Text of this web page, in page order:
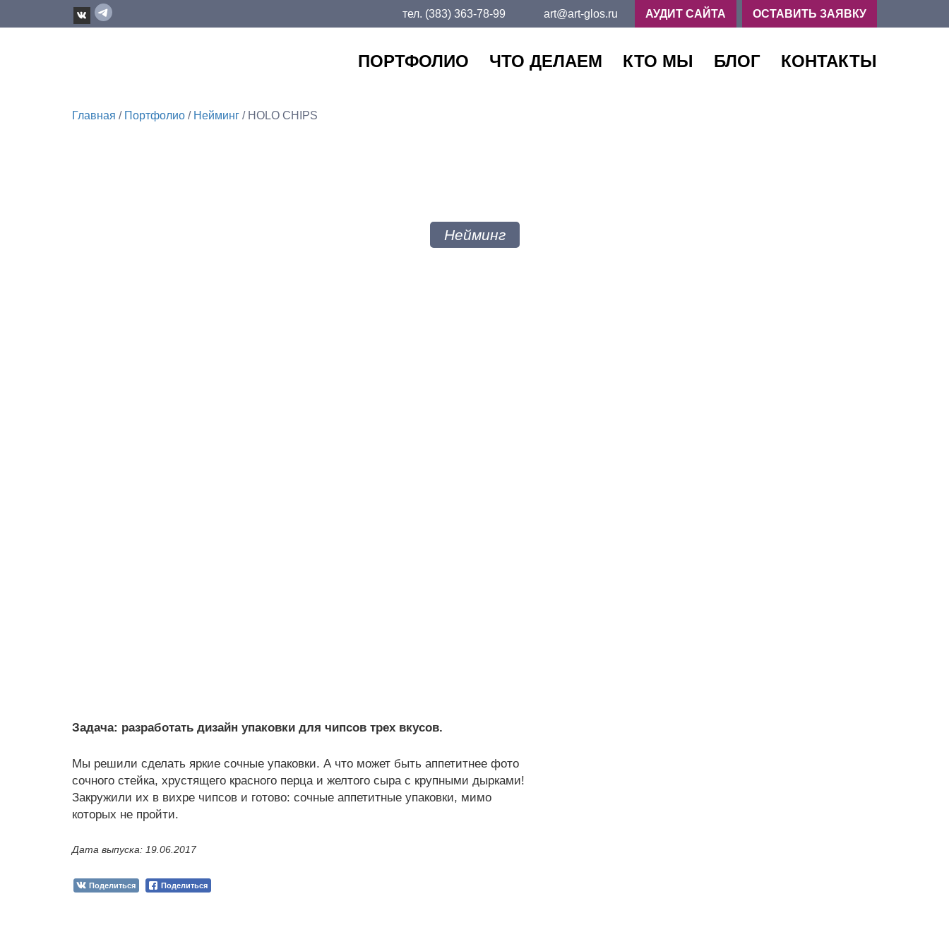
тел. (383) 363-78-99 art@art-glos.ru АУДИТ САЙТА ОСТАВИТЬ ЗАЯВКУ
ПОРТФОЛИО ЧТО ДЕЛАЕМ КТО МЫ БЛОГ КОНТАКТЫ
Главная / Портфолио / Нейминг / HOLO CHIPS
Нейминг
Задача: разработать дизайн упаковки для чипсов трех вкусов.
Мы решили сделать яркие сочные упаковки. А что может быть аппетитнее фото
сочного стейка, хрустящего красного перца и желтого сыра с крупными дырками!
Закружили их в вихре чипсов и готово: сочные аппетитные упаковки, мимо
которых не пройти.
Дата выпуска: 19.06.2017
Поделиться Поделиться